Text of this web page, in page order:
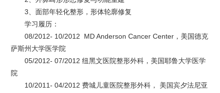
3、面部年轻化整形，形体轮廓修复
学习履历：
08/2012- 10/2012 MD Anderson Cancer Center，美国德克
萨斯州大学医学院
05/2012- 07/2012 纽黑文医院整形外科，美国耶鲁大学医学
院
10/2011- 04/2012 费城儿童医院整形外科， 美国宾夕法尼亚